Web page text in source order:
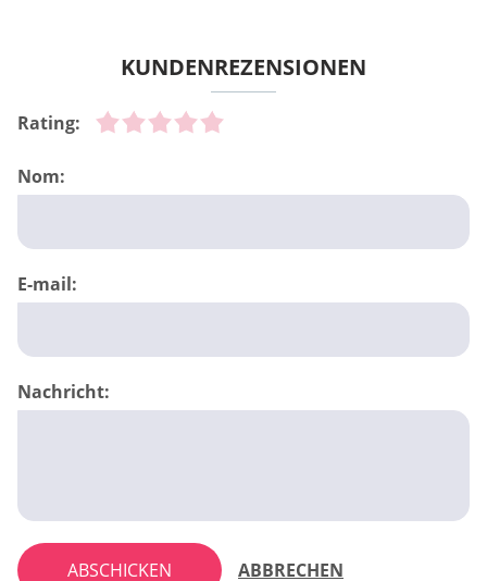
KUNDENREZENSIONEN
Rating:
Nom:
E-mail:
Nachricht:
ABSCHICKEN ABBRECHEN